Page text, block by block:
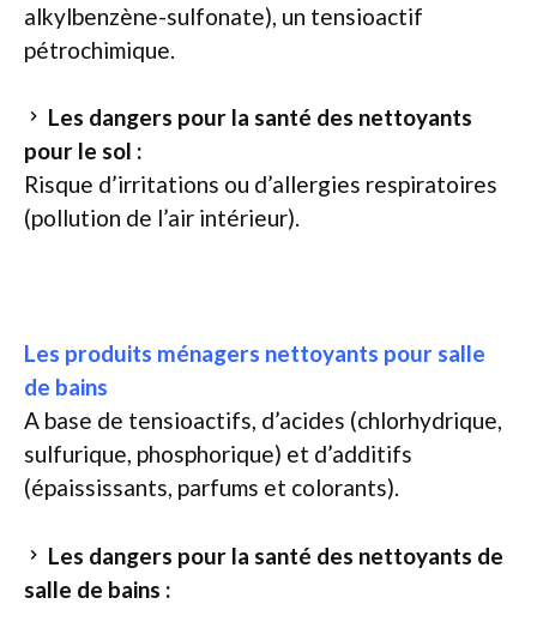
alkylbenzène-sulfonate), un tensioactif
pétrochimique.
Les dangers pour la santé des nettoyants
pour le sol :
Risque d’irritations ou d’allergies respiratoires
(pollution de l’air intérieur).
Les produits ménagers nettoyants pour salle
de bains
A base de tensioactifs, d’acides (chlorhydrique,
sulfurique, phosphorique) et d’additifs
(épaississants, parfums et colorants).
Les dangers pour la santé des nettoyants de
salle de bains :